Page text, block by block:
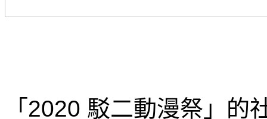
「2020 駁二動漫祭」的